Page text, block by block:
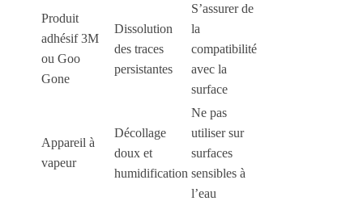
Produit
adhésif 3M
ou Goo
Gone
Dissolution
des traces
persistantes
S’assurer de
la
compatibilité
avec la
surface
Appareil à
vapeur
Décollage
doux et
humidification
Ne pas
utiliser sur
surfaces
sensibles à
l’eau